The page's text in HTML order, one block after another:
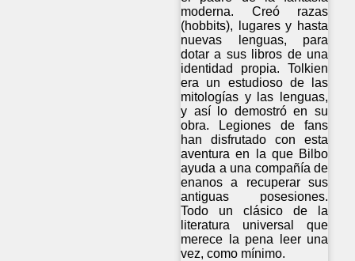
moderna. Creó razas
(hobbits), lugares y hasta
nuevas lenguas, para
dotar a sus libros de una
identidad propia. Tolkien
era un estudioso de las
mitologías y las lenguas,
y así lo demostró en su
obra. Legiones de fans
han disfrutado con esta
aventura en la que Bilbo
ayuda a una compañía de
enanos a recuperar sus
antiguas posesiones.
Todo un clásico de la
literatura universal que
merece la pena leer una
vez, como mínimo.